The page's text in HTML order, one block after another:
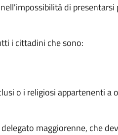
di
i cittadini che sono:
o i religiosi appartenenti a
maggiorenne, che